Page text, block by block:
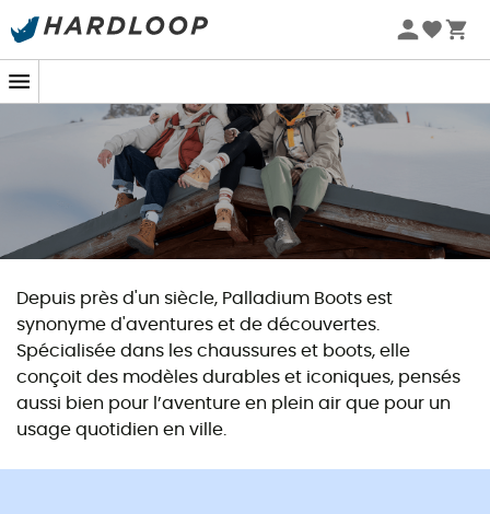
Promos d'été 🔥 -5 % EXTRA dès 2 produits* code Summer5
Depuis près d'un siècle, Palladium Boots est
synonyme d'aventures et de découvertes.
Spécialisée dans les chaussures et boots, elle
conçoit des modèles durables et iconiques, pensés
aussi bien pour l’aventure en plein air que pour un
usage quotidien en ville.